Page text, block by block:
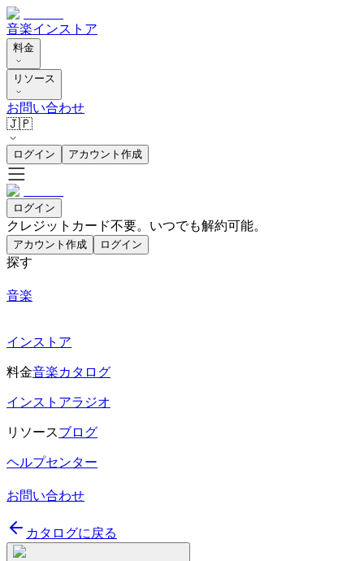
音楽インストア
料金
リソース
お問い合わせ
🇯🇵
ログイン アカウント作成
ログイン
クレジットカード不要。いつでも解約可能。
アカウント作成 ログイン
探す
音楽
インストア
料金音楽カタログ
インストアラジオ
リソースブログ
ヘルプセンター
お問い合わせ
カタログに戻る